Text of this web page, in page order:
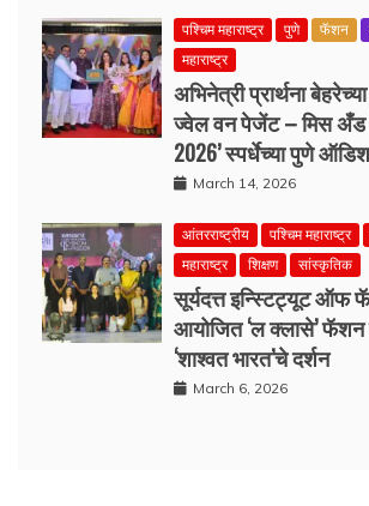
पश्चिम महाराष्ट्र पुणे फॅशन
महाराष्ट्र
अभिनेत्री प्रार्थना
ज्वेल वन पेजेंट – मिस अँड
2026’ स्पर्धेच्या पुणे
March 14, 2026
आंतरराष्ट्रीय पश्चिम महाराष्ट्र
महाराष्ट्र
शिक्षण सांस्कृतिक
सूर्यदत्त इन्स्टिट्यूट ऑफ
आयोजित ‘ल क्लासे’
‘शाश्वत भारत’चे दर्शन
March 6, 2026